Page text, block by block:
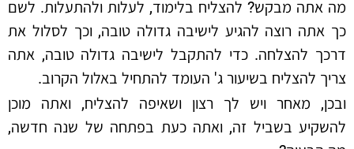
מה אתה מבקש? להצליח בלימוד, לעלות ולהתעלות. לשם
כך אתה רוצה להגיע לישיבה גדולה טובה, וכך לסלול את
דרכך להצלחה. כדי להתקבל לישיבה גדולה טובה, אתה
צריך להצליח בשיעור ג' העומד להתחיל באלול הקרוב.
ובכן, מאחר ויש לך רצון ושאיפה להצליח, ואתה מוכן
להשקיע בשביל זה, ואתה כעת בפתחה של שנה חדשה,